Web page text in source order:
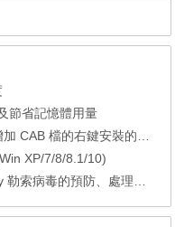
節省記憶體用量
檔的右鍵安裝的功能
XP/7/8/8.1/10)
、KB4019215、KB4012598 修正檔